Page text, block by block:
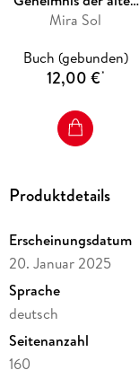
Bibliothek
Mira Sol
Buch (gebunden)
12,00 €*
Produktdetails
Erscheinungsdatum
20. Januar 2025
Sprache
deutsch
Seitenanzahl
160